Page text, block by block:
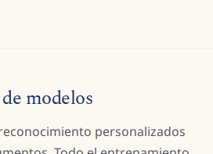
modelos
personalizados